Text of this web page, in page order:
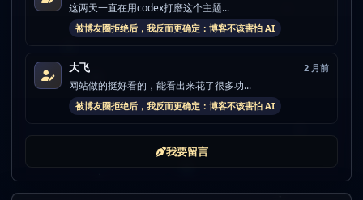
这两天一直在用codex打磨这个主题...
被博友圈拒绝后，我反而更确定：博客不该害怕 AI
大飞 2 月前
网站做的挺好看的，能看出来花了很多功...
被博友圈拒绝后，我反而更确定：博客不该害怕 AI
我要留言